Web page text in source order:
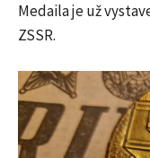
Medaila je už
ZSSR.